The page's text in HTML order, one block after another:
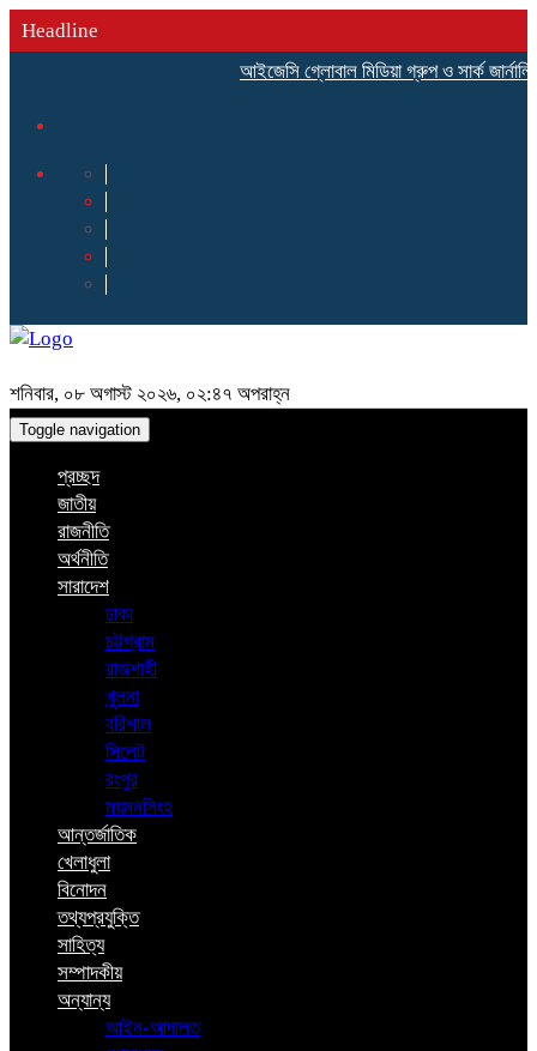
Headline
আইজেসি গ্লোবাল মিডিয়া গ্রুপ ও সার্ক
শনিবার, ০৮ অগাস্ট ২০২৬, ০২:৪৭ অপরাহ্ন
Toggle navigation
প্রচ্ছদ
জাতীয়
রাজনীতি
অর্থনীতি
সারাদেশ
ঢাকা
চট্টগ্রাম
রাজশাহী
খুলনা
বরিশাল
সিলেট
রংপুর
ময়মনসিংহ
আন্তর্জাতিক
খেলাধুলা
বিনোদন
তথ্যপ্রযুক্তি
সাহিত্য
সম্পাদকীয়
অন্যান্য
আইন-আদালত